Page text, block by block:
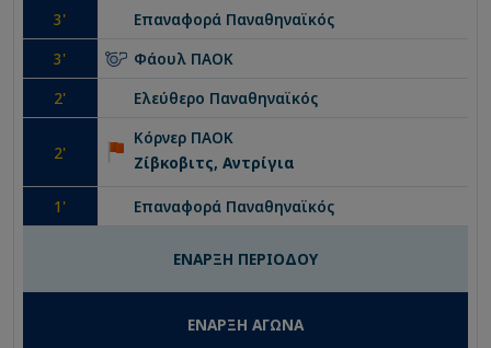
3' Επαναφορά Παναθηναϊκός
3' Φάουλ ΠΑΟΚ
2' Ελεύθερο Παναθηναϊκός
2'
Κόρνερ ΠΑΟΚ
Ζίβκοβιτς, Aντρίγια
1 ' Επαναφορά Παναθηναϊκός
ΕΝΑΡΞΗ ΠΕΡΙΟΔΟΥ
ΕΝΑΡΞΗ ΑΓΩΝΑ